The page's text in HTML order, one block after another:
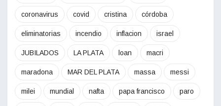
coronavirus covid cristina córdoba
eliminatorias incendio inflacion israel
JUBILADOS LA PLATA loan macri
maradona MAR DEL PLATA massa messi
milei mundial nafta papa francisco paro